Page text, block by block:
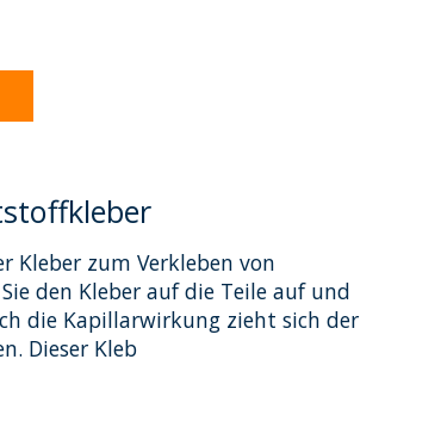
Kleber zum Verkleben von
den Kleber auf die Teile auf und
die Kapillarwirkung zieht sich der
Dieser Kleb